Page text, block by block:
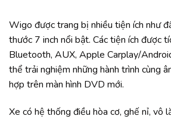
Wigo được trang bị nhiều tiện ích như
thước 7 inch nổi bật. Các tiện ích được
Bluetooth, AUX, Apple Carplay/
thể trải nghiệm những hành trình cùng
hợp trên màn hình DVD mới.
Xe có hệ thống điều hòa cơ, ghế nỉ, vô